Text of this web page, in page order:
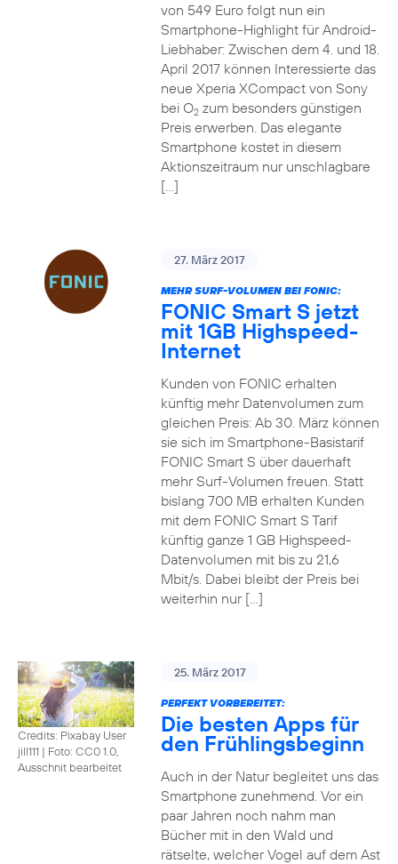
von 549 Euro folgt nun ein
Smartphone-Highlight für Android-
Liebhaber: Zwischen dem 4. und 18.
April 2017 können Interessierte das
neue Xperia XCompact von Sony
bei O2zum besonders günstigen
Preis erwerben. Das elegante
Smartphone kostet in diesem
Aktionszeitraum nur unschlagbare
[…]
27. März 2017
MEHR SURF-VOLUMEN BEI FONIC:
FONIC Smart S jetzt
mit 1GB Highspeed-
Internet
Kunden von FONIC erhalten
künftig mehr Datenvolumen zum
gleichen Preis: Ab 30. März können
sie sich im Smartphone-Basistarif
FONIC Smart S über dauerhaft
mehr Surf-Volumen freuen. Statt
bislang 700 MB erhalten Kunden
mit dem FONIC Smart S Tarif
künftig ganze 1 GB Highspeed-
Datenvolumen mit bis zu 21,6
Mbit/s. Dabei bleibt der Preis bei
weiterhin nur […]
Credits: Pixabay User
jill111 | Foto: CC0 1.0,
Ausschnit bearbeitet
25. März 2017
PERFEKT VORBEREITET:
Die besten Apps für
den Frühlingsbeginn
Auch in der Natur begleitet uns das
Smartphone zunehmend. Vor ein
paar Jahren noch nahm man
Bücher mit in den Wald und
rätselte, welcher Vogel auf dem Ast